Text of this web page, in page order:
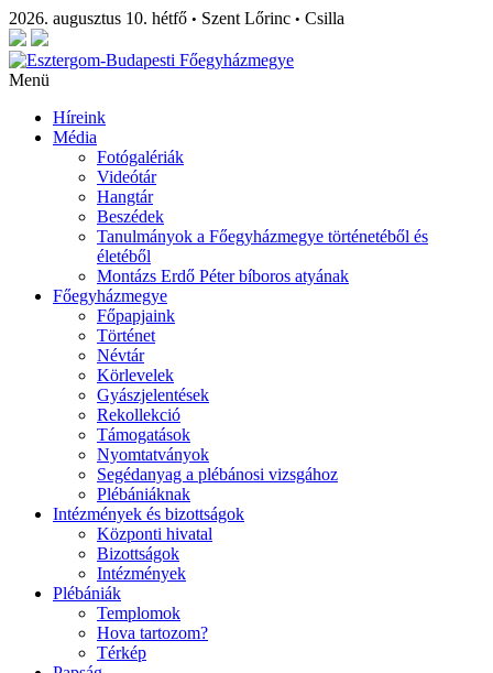
2026. augusztus 10. hétfő • Szent Lőrinc • Csilla
Menü
Híreink
Média
Fotógalériák
Videótár
Hangtár
Beszédek
Tanulmányok a Főegyházmegye történetéből és
életéből
Montázs Erdő Péter bíboros atyának
Főegyházmegye
Főpapjaink
Történet
Névtár
Körlevelek
Gyászjelentések
Rekollekció
Támogatások
Nyomtatványok
Segédanyag a plébánosi vizsgához
Plébániáknak
Intézmények és bizottságok
Központi hivatal
Bizottságok
Intézmények
Plébániák
Templomok
Hova tartozom?
Térkép